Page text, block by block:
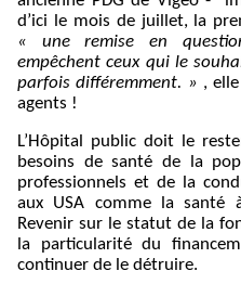
d’ici le mois de juillet, la
« une remise en
empêchent ceux qui le
parfois différemment. » ,
agents !
L’Hôpital public doit le
besoins de santé de la
professionnels et de la
aux USA comme la santé
Revenir sur le statut de la
la particularité du
continuer de le détruire.